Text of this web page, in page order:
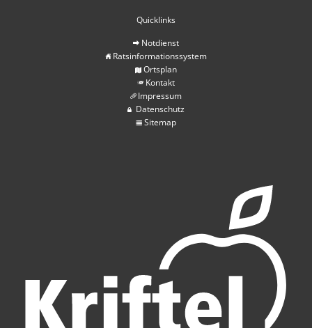
Quicklinks
Notdienst
Ratsinformationssystem
Ortsplan
Kontakt
Impressum
Datenschutz
Sitemap